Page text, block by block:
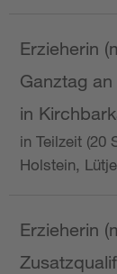
Erzieherin
Ganztag
in
in Teilzeit (20
Holstein,
Erzieherin